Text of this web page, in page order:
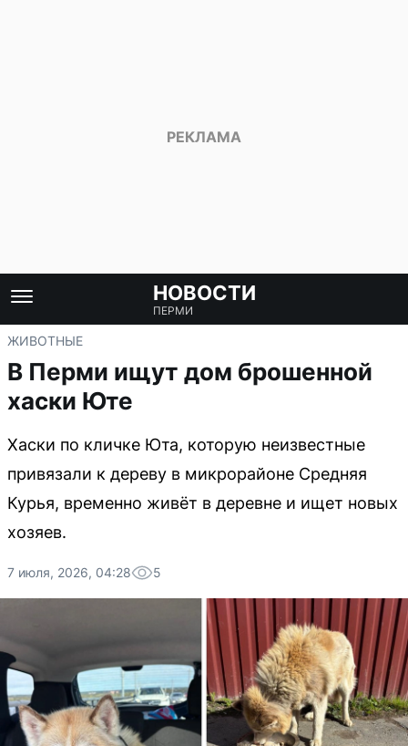
НОВОСТИ
ПЕРМИ
ЖИВОТНЫЕ
В Перми ищут дом брошенной
хаски Юте
Хаски по кличке Юта, которую неизвестные
привязали к дереву в микрорайоне Средняя
Курья, временно живёт в деревне и ищет новых
хозяев.
7 июля, 2026, 04:28 5